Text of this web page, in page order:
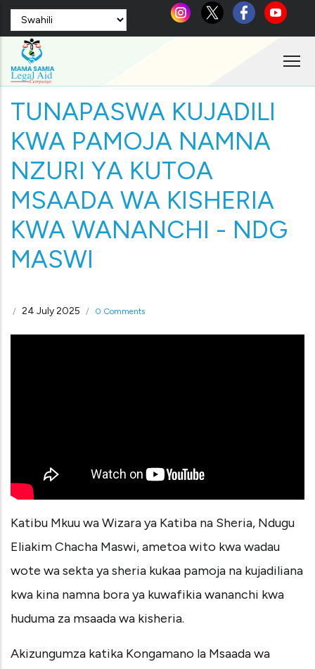
Skip
to
main
content
Select
your
language
TUNAPASWA KUJADILI
KWA PAMOJA NAMNA
NZURI YA KUTOA
MSAADA WA KISHERIA
KWA WANANCHI - NDG
MASWI
/ 24 July 2025 / 0 Comments
Katibu Mkuu wa Wizara ya Katiba na Sheria, Ndugu
Eliakim Chacha Maswi, ametoa wito kwa wadau
wote wa sekta ya sheria kukaa pamoja na kujadiliana
kwa kina namna bora ya kuwafikia wananchi kwa
huduma za msaada wa kisheria.
Akizungumza katika Kongamano la Msaada wa